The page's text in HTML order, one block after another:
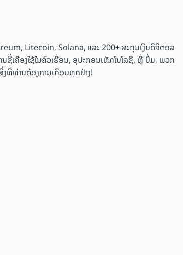
Litecoin, Solana, ແລະ 200+ ສະກຸນເງິນດິຈິຕອລ
ຊື້ເຄື່ອງໃຊ້ໃນຄົວເຮືອນ, ອຸປະກອນເທັກໂນໂລຊີ, ຫຼື ປຶ້ມ, ພວກ
ທີ່ທ່ານຕ້ອງການເກືອບທຸກຢ່າງ!